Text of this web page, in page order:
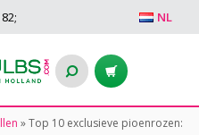
NL
;
»Top 10 exclusieve pioenrozen: